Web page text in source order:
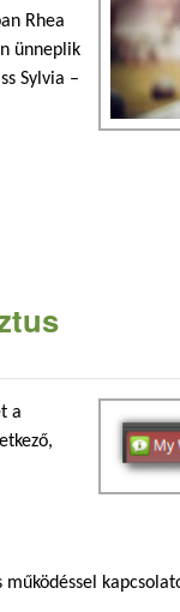
Rhea
ünneplik
Sylvia –
a